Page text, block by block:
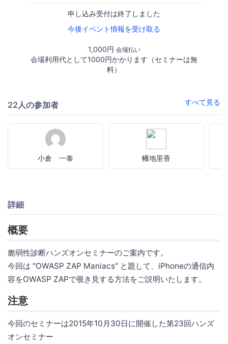
申し込み受付は終了しました
今後イベント情報を受け取る
1,000円 会場払い
会場利用代として1000円かかります（セミナーは無
料）
22人の参加者 すべて見る
小倉 一泰 幡地里香
詳細
概要
脆弱性診断ハンズオンセミナーのご案内です。
今回は "OWASP ZAP Maniacs" と題して、iPhoneの通信内
容をOWASP ZAPで覗き見する方法をご説明いたします。
注意
今回のセミナーは2015年10月30日に開催した第23回ハンズ
オンセミナー